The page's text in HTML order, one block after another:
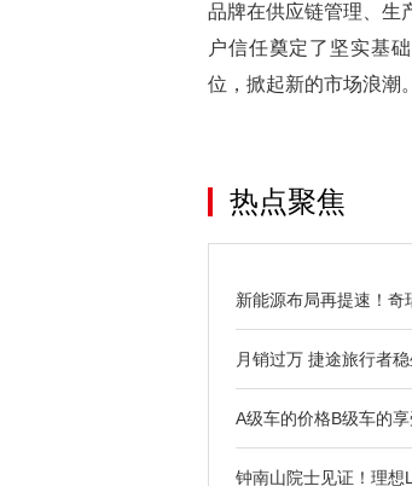
品牌在供应链管理、生
户信任奠定了坚实基
位，掀起新的市场浪潮。
热点聚焦
新能源布局再提速！奇
月销过万 捷途旅行者
A级车的价格B级车的
钟南山院士见证！理想